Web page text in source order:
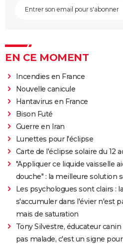
EN CE MOMENT
Incendies en France
Nouvelle canicule
Hantavirus en France
Bison Futé
Guerre en Iran
Lunettes pour l'éclipse
Carte de l'éclipse solaire du 12
"Appliquer ce liquide vaisselle
douche" : la meilleure solution
Les psychologues sont clairs :
s'accumuler dans l'évier n'est
mais de saturation
Tony Silvestre, éducateur
pas malade, c'est un signe